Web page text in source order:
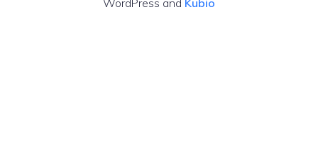
WordPress and Kubio